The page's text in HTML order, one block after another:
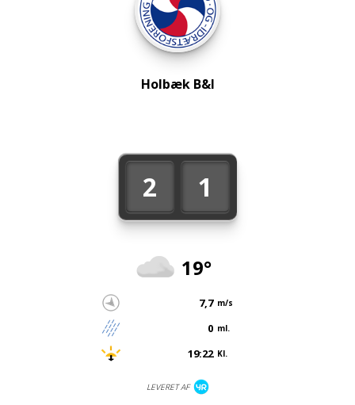
2 1
19°
7,7 m/s
0 ml.
19:22 Kl.
LEVERET AF
Holbæk B&I